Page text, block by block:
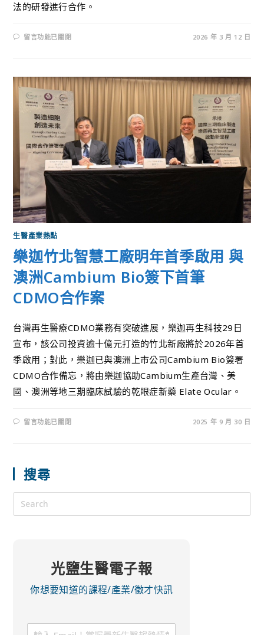
法的研發進行合作。
留言功能已關閉 2026 年 3 月 12 日
生醫產業熱點
樂迦竹北智慧工廠明年首季啟用 與
澳洲Cambium Bio簽下首筆
CDMO合作案
台灣再生醫療CDMO業務有突破進展，樂迦再生科技29日
宣布，該公司投資逾十億元打造的竹北新廠將於2026年首
季啟用；對此，樂迦已與澳洲上市公司Cambium Bio簽署
CDMO合作備忘，將由樂迦協助Cambium生產台灣、美
國、澳洲等地三期臨床試驗的乾眼症新藥 Elate Ocular。
留言功能已關閉 2025 年 9 月 30 日
搜尋
光鹽生醫電子報
你想要知道的課程/產業/徵才快訊